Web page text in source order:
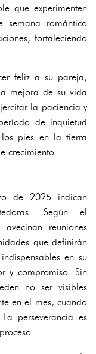
que experimenten
semana romántico
fortaleciendo
feliz a su pareja,
mejora de su vida
la paciencia y
de inquietud
pies en la tierra
crecimiento.
de 2025 indican
Según el
reuniones
que definirán
en su
y compromiso. Sin
no ser visibles
en el mes, cuando
perseverancia es